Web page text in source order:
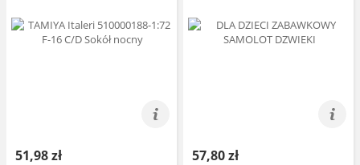
51,98 zł 57,80 zł